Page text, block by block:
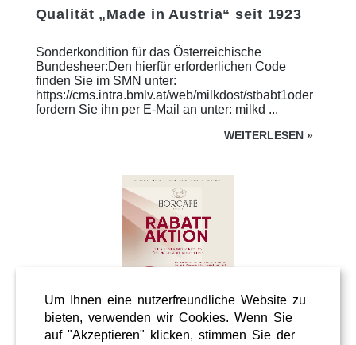
Qualität „Made in Austria“ seit 1923
Sonderkondition für das Österreichische
Bundesheer:Den hierfür erforderlichen Code
finden Sie im SMN unter:
https://cms.intra.bmlv.at/web/milkdost/stbabt1oder
fordern Sie ihn per E-Mail an unter: milkd ...
WEITERLESEN »
Um Ihnen eine nutzerfreundliche Website zu
bieten, verwenden wir Cookies. Wenn Sie
auf "Akzeptieren" klicken, stimmen Sie der